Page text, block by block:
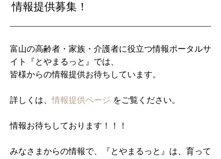
情報提供募集！
富山の高齢者・家族・介護者に役立つ情報ポータルサ
イト『とやまるっと』では、
皆様からの情報提供お待ちしています。
詳しくは、情報提供ページ をご覧ください。
情報お待ちしております！！！
みなさまからの情報で、『とやまるっと』は、育って